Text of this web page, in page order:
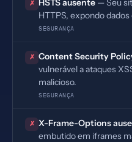
✗ HSTS ausente — Seu
HTTPS, expondo dados
SEGURANÇA
✗ Content Security
vulnerável a ataques
malicioso.
SEGURANÇA
✗ X-Frame-Options
embutido em iframes